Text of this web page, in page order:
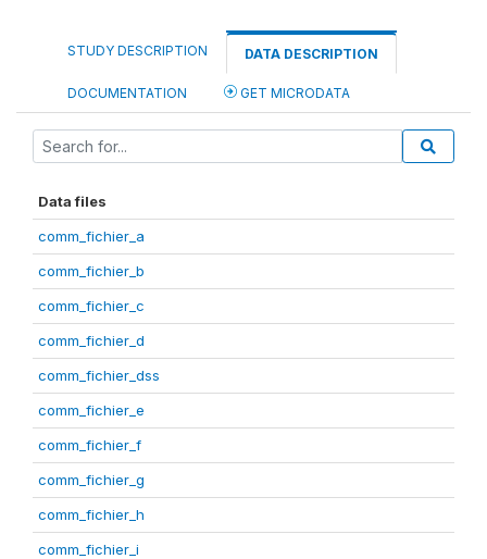
STUDY DESCRIPTION DATA DESCRIPTION
DOCUMENTATION GET MICRODATA
Data files
comm_fichier_a
comm_fichier_b
comm_fichier_c
comm_fichier_d
comm_fichier_dss
comm_fichier_e
comm_fichier_f
comm_fichier_g
comm_fichier_h
comm_fichier_i